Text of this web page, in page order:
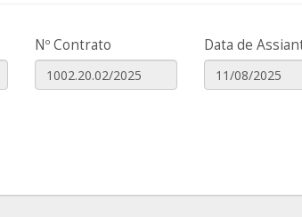
Nº Contrato Data de